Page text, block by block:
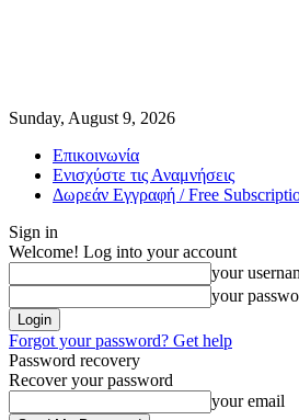
Sunday, August 9, 2026
Επικοινωνία
Ενισχύστε τις Αναμνήσεις
Δωρεάν Εγγραφή / Free
Sign in
Welcome! Log into your account
your
your
Forgot your password? Get help
Password recovery
Recover your password
your email